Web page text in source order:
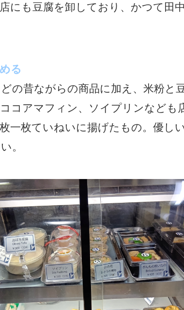
にも豆腐を卸しており、かつて田
る
の昔ながらの商品に加え、米粉と
コアマフィン、ソイプリンなども
一枚ていねいに揚げたもの。優し
。